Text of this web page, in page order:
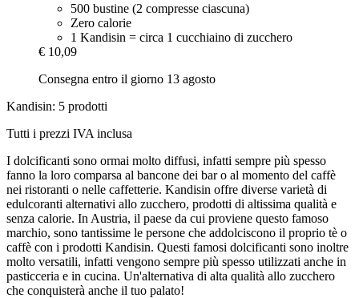
500 bustine (2 compresse ciascuna)
Zero calorie
1 Kandisin = circa 1 cucchiaino di zucchero
€ 10,09
Consegna entro il giorno 13 agosto
Kandisin: 5 prodotti
Tutti i prezzi IVA inclusa
I dolcificanti sono ormai molto diffusi, infatti sempre più spesso
fanno la loro comparsa al bancone dei bar o al momento del caffè
nei ristoranti o nelle caffetterie. Kandisin offre diverse varietà di
edulcoranti alternativi allo zucchero, prodotti di altissima qualità e
senza calorie. In Austria, il paese da cui proviene questo famoso
marchio, sono tantissime le persone che addolciscono il proprio tè o
caffè con i prodotti Kandisin. Questi famosi dolcificanti sono inoltre
molto versatili, infatti vengono sempre più spesso utilizzati anche in
pasticceria e in cucina. Un'alternativa di alta qualità allo zucchero
che conquisterà anche il tuo palato!